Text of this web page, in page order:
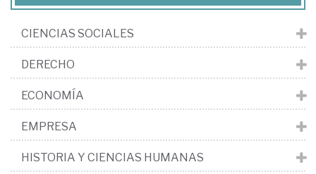
CIENCIAS SOCIALES
DERECHO
ECONOMÍA
EMPRESA
HISTORIA Y CIENCIAS HUMANAS